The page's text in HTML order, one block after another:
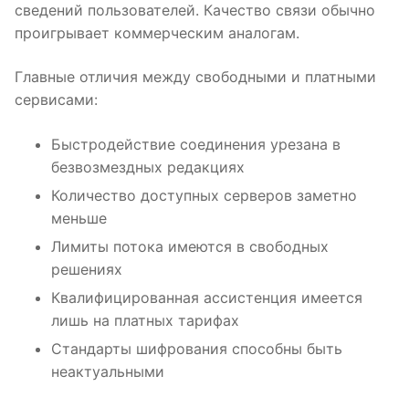
сведений пользователей. Качество связи обычно
проигрывает коммерческим аналогам.
Главные отличия между свободными и платными
сервисами:
Быстродействие соединения урезана в
безвозмездных редакциях
Количество доступных серверов заметно
меньше
Лимиты потока имеются в свободных
решениях
Квалифицированная ассистенция имеется
лишь на платных тарифах
Стандарты шифрования способны быть
неактуальными